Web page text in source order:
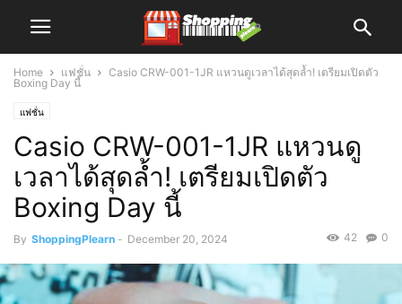
Home แฟชั่น
Casio CRW-001-1JR แหวนดูเวลาได้สุดล้ำ! เตรียมเปิดตัว
Boxing Day นี้
แฟชั่น
Casio CRW-001-1JR แหวนดู
เวลาได้สุดล้ำ! เตรียมเปิดตัว
Boxing Day นี้
By ShoppingPlearn - December 20, 2024 0
42